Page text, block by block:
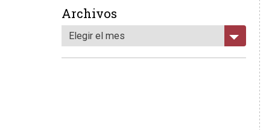
Archivos
Elegir el mes